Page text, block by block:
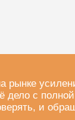
рынке
дело с
и